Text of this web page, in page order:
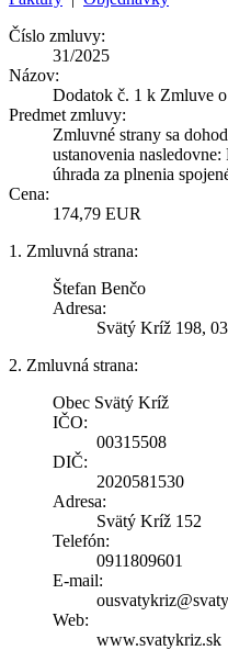
Číslo zmluvy:
31/2025
Názov:
Dodatok č. 1 k Zmluve
Predmet zmluvy:
Zmluvné strany sa
ustanovenia
úhrada za plnenia
Cena:
174,79 EUR
1. Zmluvná strana:
Štefan Benčo
Adresa:
Svätý Kríž 198,
2. Zmluvná strana:
Obec Svätý Kríž
IČO:
00315508
DIČ:
2020581530
Adresa:
Svätý Kríž 152
Telefón:
0911809601
E-mail:
Web:
www.svatykriz.sk